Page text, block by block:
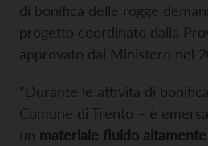
di bonifica delle rogge
progetto coordinato dalla
approvato dal Ministero nel
“Durante le attività di
Comune di Trento – è
un materiale fluido